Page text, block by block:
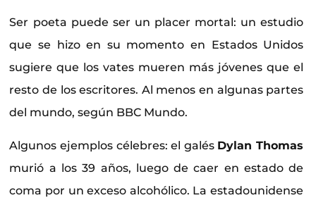
Ser poeta puede ser un placer mortal: un estudio
que se hizo en su momento en Estados Unidos
sugiere que los vates mueren más jóvenes que el
resto de los escritores. Al menos en algunas partes
del mundo, según BBC Mundo.
Algunos ejemplos célebres: el galés Dylan Thomas
murió a los 39 años, luego de caer en estado de
coma por un exceso alcohólico. La estadounidense